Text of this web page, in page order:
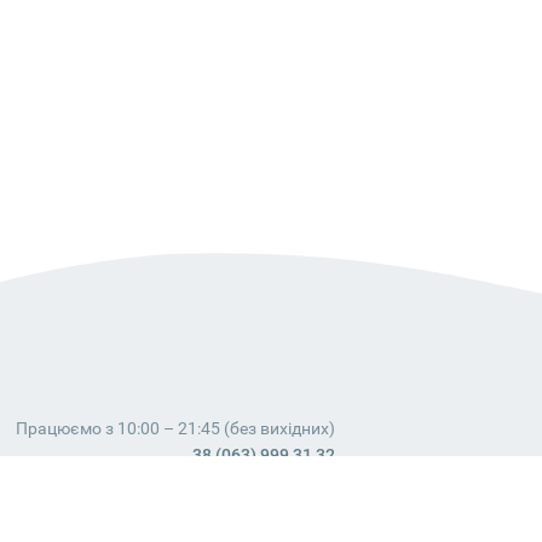
Працюємо з 10:00 – 21:45 (без вихідних)
38 (063) 999 31 32